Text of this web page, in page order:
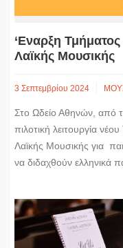
‘Εναρξη
Λαϊκής Μουσικής
3 Σεπτεμβρίου 2024
Στο Ωδείο Αθηνών, από
πιλοτική λειτουργία
Λαϊκής Μουσικής για
να διδαχθούν ελληνικά